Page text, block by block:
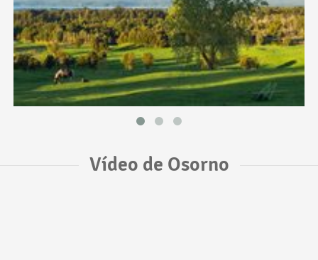
Vídeo de Osorno